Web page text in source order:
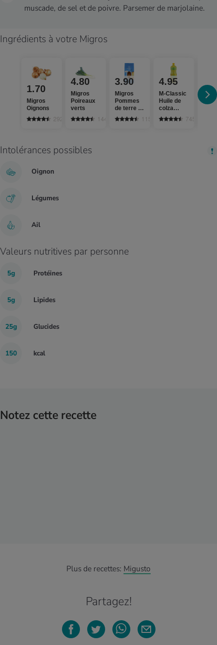
muscade, de sel et de poivre. Parsemer de marjolaine.
Ingrédients à votre Migros
1.70
Migros
Oignons
2925
4.80
Migros
Poireaux
verts
1440
3.90
Migros
Pommes
de terre à
chair
farineuse
1155
4.95
M-Classic
Huile de
colza
suisse
745
Intolérances possibles
Oignon
Légumes
Ail
Valeurs nutritives par personne
5g Protéines
5g Lipides
25g Glucides
150 kcal
Notez cette recette
Plus de recettes: Migusto
Partagez!